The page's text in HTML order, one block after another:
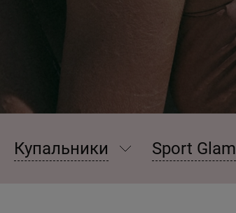
Купальники Sport Glam